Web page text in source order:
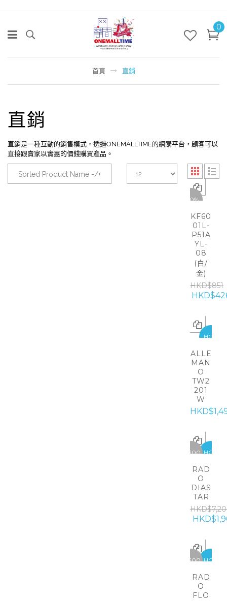
0
首頁 直銷
直銷
直銷是一種互動的銷售模式，透過ONEMALLTIME的網購平台，顧客可以
直接跟賣家以實惠的價錢購買產品。
Sorted Product Name -/+
-50%
KF60
01L-
P51A
YL-
08
(白/
金)
HKD$851
HOT
ALLE
MAN
O
TW2
201
W
HOT
-5300
RAD
O
DIAS
TAR
HOT
-5300
RAD
O
FLO